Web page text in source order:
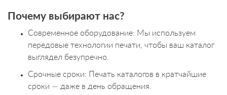
Почему выбирают нас?
Современное оборудование: Мы используем
передовые технологии печати, чтобы ваш каталог
выглядел безупречно.
Срочные сроки: Печать каталогов в кратчайшие
сроки — даже в день обращения.